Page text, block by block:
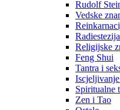
Rudolf
Vedske
Religijske
Feng Shui
Tantra i
Spiritualne
Zen i Tao